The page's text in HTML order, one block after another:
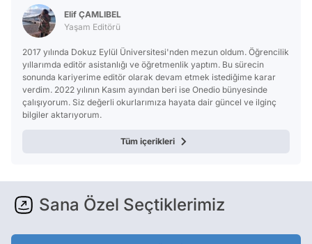
Elif ÇAMLIBEL
Yaşam Editörü
2017 yılında Dokuz Eylül Üniversitesi'nden mezun oldum. Öğrencilik
yıllarımda editör asistanlığı ve öğretmenlik yaptım. Bu sürecin
sonunda kariyerime editör olarak devam etmek istediğime karar
verdim. 2022 yılının Kasım ayından beri ise Onedio bünyesinde
çalışıyorum. Siz değerli okurlarımıza hayata dair güncel ve ilginç
bilgiler aktarıyorum.
Tüm içerikleri
Sana Özel Seçtiklerimiz